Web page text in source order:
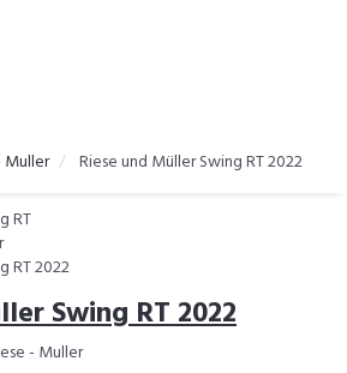
Muller Riese und Müller Swing RT 2022
Swing RT 2022
- Muller